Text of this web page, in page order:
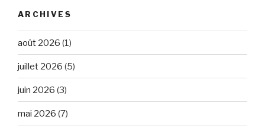
ARCHIVES
août 2026 (1)
juillet 2026 (5)
juin 2026 (3)
mai 2026 (7)